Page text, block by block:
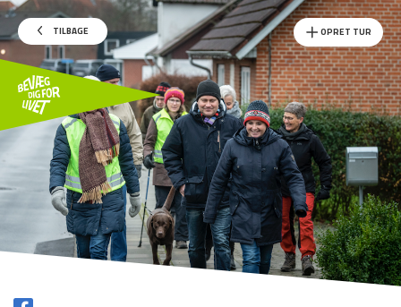
TILBAGE OPRET TUR